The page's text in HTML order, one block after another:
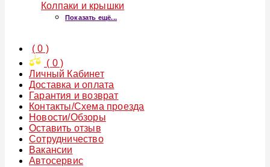
Колпаки и крышки
Показать ещё...
(0 )
( 0)
Личный Кабинет
Доставка и оплата
Гарантия и возврат
Контакты/Схема проезда
Новости/Обзоры
Оставить отзыв
Сотрудничество
Вакансии
Автосервис